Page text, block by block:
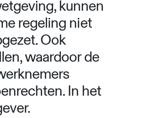
kunnen
regeling niet
Ook
waardoor de
In het